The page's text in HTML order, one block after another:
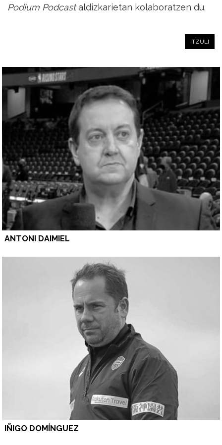
Podium Podcastaldizkarietan kolaboratzen du.
ITZULI
ANTONI DAIMIEL
IÑIGO DOMÍNGUEZ